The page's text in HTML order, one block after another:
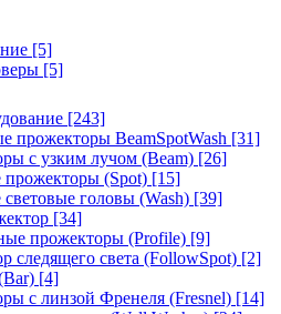
[5]
[5]
[243]
прожекторы BeamSpotWash [31]
с узким лучом (Beam) [26]
прожекторы (Spot) [15]
головы (Wash) [39]
[34]
прожекторы (Profile) [9]
следящего света (FollowSpot) [2]
[4]
с линзой Френеля (Fresnel) [14]